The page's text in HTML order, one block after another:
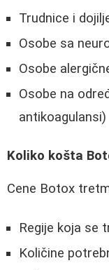
Trudnice i
Osobe sa
Osobe
Osobe na
antikoagulansi)
Koliko košta
Cene Botox
Regije koja se
Količine